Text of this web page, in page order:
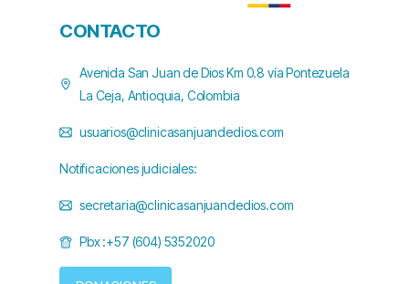
CONTACTO
Avenida San Juan de Dios Km 0.8 vía Pontezuela
La Ceja, Antioquia, Colombia
usuarios@clinicasanjuandedios.com
Notificaciones judiciales:
secretaria@clinicasanjuandedios.com
Pbx :+57 (604) 5352020